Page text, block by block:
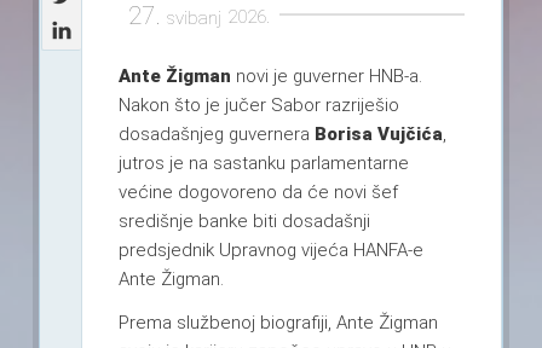
27. svibanj 2026.
Ante Žigman novi je guverner HNB-a.
Nakon što je jučer Sabor razriješio
dosadašnjeg guvernera Borisa Vujčića
jutros je na sastanku parlamentarne
većine dogovoreno da će novi šef
središnje banke biti dosadašnji
predsjednik Upravnog vijeća HANFA-e
Ante Žigman.
Prema službenoj biografiji, Ante Žigman